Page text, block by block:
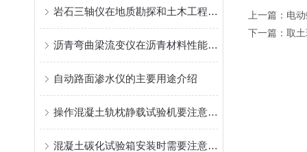
岩石三轴仪在地质勘探和土木工程中的作用是什么？
沥青弯曲梁流变仪在沥青材料性能测试中扮演什么角色？
自动路面渗水仪的主要用途介绍
操作混凝土轨枕静载试验机要注意哪些细节
混凝土碳化试验箱安装时需要注意哪些细节
上一篇： 电
下一篇： 取